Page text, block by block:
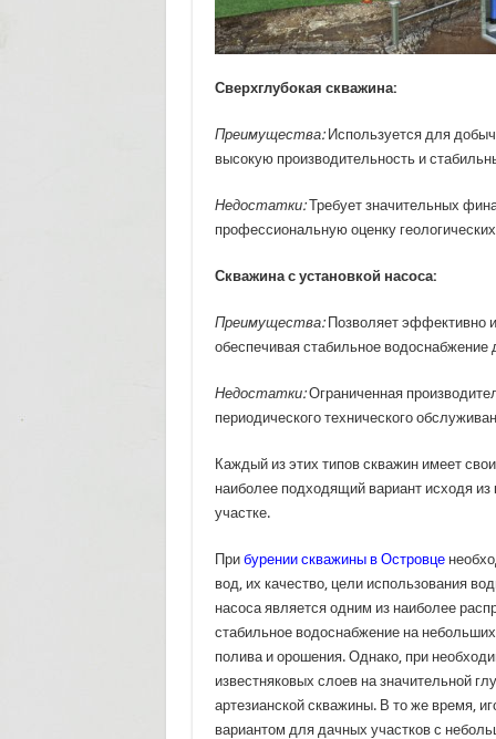
Сверхглубокая скважина:
Преимущества:Используется для
высокую производительность и
Недостатки:Требует значительных
профессиональную оценку
Скважина с установкой насоса:
Преимущества:Позволяет эффективно
обеспечивая стабильное
Недостатки:Ограниченная
периодического технического
Каждый из этих типов скважин имеет
наиболее подходящий вариант исходя из
участке.
При бурении скважины в Островце
вод, их качество, цели использования
насоса является одним из наиболее
стабильное водоснабжение на
полива и орошения. Однако, при
известняковых слоев на значительной
артезианской скважины. В то же время,
вариантом для дачных участков с